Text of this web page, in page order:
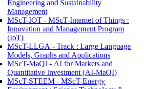
Engineering and Sustainability
Management
MScT-IOT - MScT-Internet of Things :
Innovation and Management Program
(IoT)
MScT-LLGA - Track : Large Language
Models, Graphs and Applications
MScT-MaQI - AI for Markets and
Quantitative Investment (AI-MaQI)
MScT-STEEM - MScT-Energy